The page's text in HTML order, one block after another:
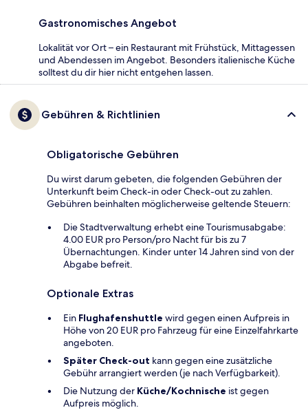
Gastronomisches Angebot
Lokalität vor Ort – ein Restaurant mit Frühstück, Mittagessen
und Abendessen im Angebot. Besonders italienische Küche
solltest du dir hier nicht entgehen lassen.
Gebühren & Richtlinien
Obligatorische Gebühren
Du wirst darum gebeten, die folgenden Gebühren der
Unterkunft beim Check-in oder Check-out zu zahlen.
Gebühren beinhalten möglicherweise geltende Steuern:
Die Stadtverwaltung erhebt eine Tourismusabgabe:
4.00 EUR pro Person/pro Nacht für bis zu 7
Übernachtungen. Kinder unter 14 Jahren sind von der
Abgabe befreit.
Optionale Extras
Ein Flughafenshuttle wird gegen einen Aufpreis in
Höhe von 20 EUR pro Fahrzeug für eine Einzelfahrkarte
angeboten.
Später Check-out kann gegen eine zusätzliche
Gebühr arrangiert werden (je nach Verfügbarkeit).
Die Nutzung der Küche/Kochnische ist gegen
Aufpreis möglich.